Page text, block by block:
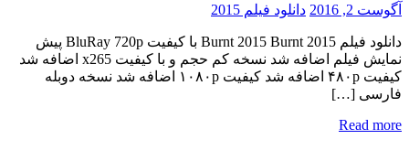
آگوست 2, 2016 دانلود فیلم 2015
دانلود فیلم Burnt 2015 Burnt 2015 با کیفیت BluRay 720p پیش
نمایش فیلم اضافه شد نسخه کم حجم و با کیفیت x265 اضافه شد
کیفیت ۴۸۰p اضافه شد کیفیت ۱۰۸۰p اضافه شد نسخه دوبله
فارسی […]
Read more